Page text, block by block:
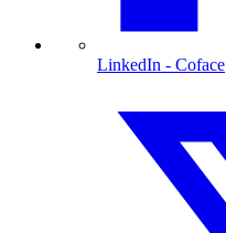
LinkedIn - Coface